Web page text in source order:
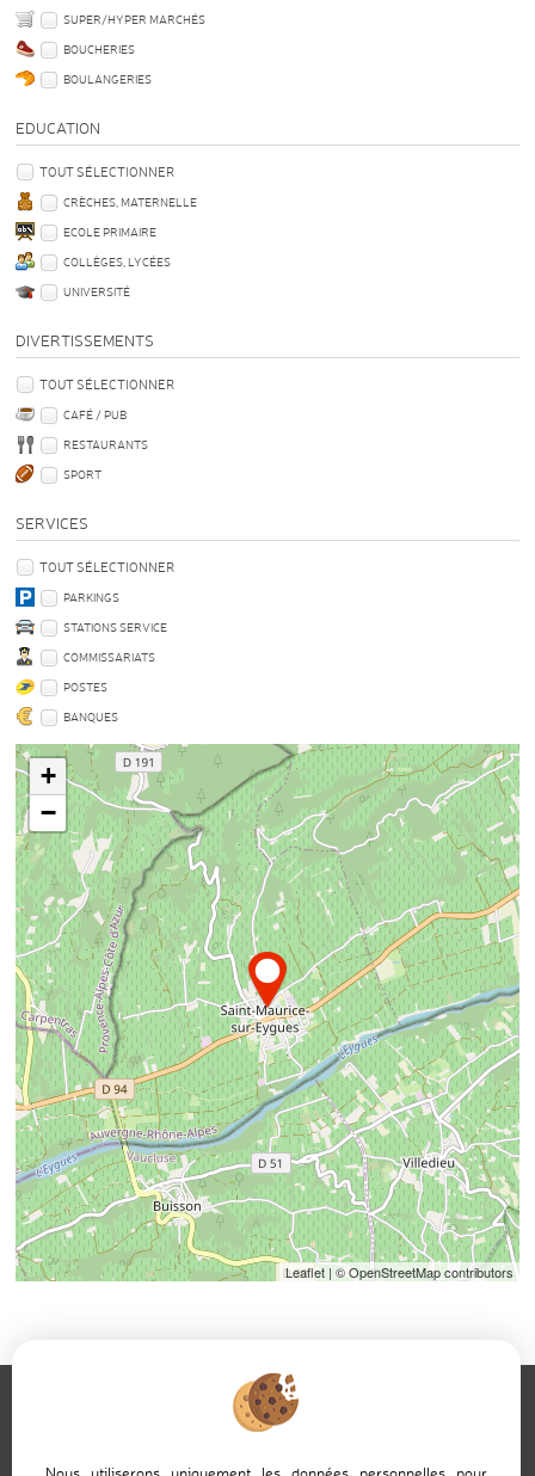
SUPER/HYPER MARCHÉS
BOUCHERIES
BOULANGERIES
EDUCATION
TOUT SÉLECTIONNER
CRÈCHES, MATERNELLE
ECOLE PRIMAIRE
COLLÈGES, LYCÉES
UNIVERSITÉ
DIVERTISSEMENTS
TOUT SÉLECTIONNER
CAFÉ / PUB
RESTAURANTS
SPORT
SERVICES
TOUT SÉLECTIONNER
PARKINGS
STATIONS SERVICE
COMMISSARIATS
POSTES
BANQUES
x
* adresse précise non-
diffusée
Pour obtenir l'adresse,contactez
l'agence
+
−
Leaflet| © OpenStreetMap contributors
adaptimmobilier .com
Portail immobilier national by adaptimmo ©